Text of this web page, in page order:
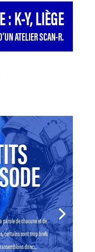
: K-Y, LIÈGE
ATELIER SCAN-R.
parole de chacune et de
certains sont trop brefs
donc...